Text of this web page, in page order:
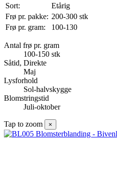
Sort:
Etårig
Frø pr. pakke: 200-300 stk
Frø pr. gram:
100-130
Antal frø pr. gram
100-150 stk
Såtid, Direkte
Maj
Lysforhold
Sol-halvskygge
Blomstringstid
Juli-oktober
Tap to zoom ×